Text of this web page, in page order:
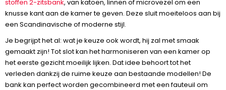
stoffen 2-zitsbank, van katoen, linnen of microvezel om een
knusse kant aan de kamer te geven. Deze sluit moeiteloos aan bij
een Scandinavische of moderne stijl.
Je begrijpt het al: wat je keuze ook wordt, hij zal met smaak
gemaakt zijn! Tot slot kan het harmoniseren van een kamer op
het eerste gezicht moeilijk lijken. Dat idee behoort tot het
verleden dankzij de ruime keuze aan bestaande modellen! De
bank kan perfect worden gecombineerd met een fauteuil om